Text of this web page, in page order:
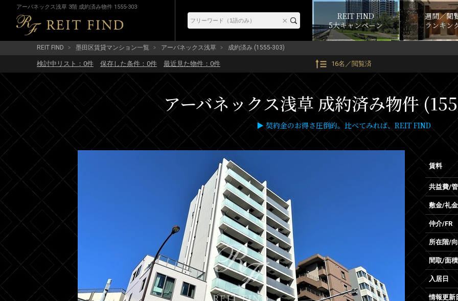
アーバネックス浅草 3階 成約済み物件 1555-303
REIT FIND
5大キャンペーン
週間／閲
ランキン
REIT FIND 墨田区賃貸マンション一覧 アーバネックス浅草 成約済み (1555-303)
検討中リスト： 0件 保存した条件： 0件 最近見た物件： 0件 16名／閲覧済
アーバネックス浅草 成約済み物件
▶ 契約金のお得さ圧倒的。比べてみれば、REIT FIND
賃料
共益費/
敷金/礼金
仲介/FR
所在階/
間取/面積
入居日
情報更新